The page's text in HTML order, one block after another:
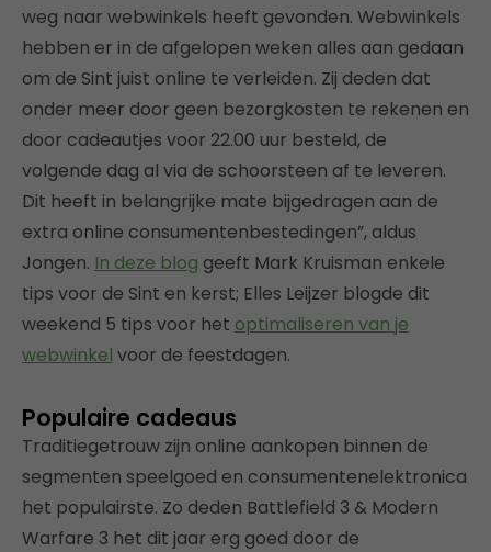
weg naar webwinkels heeft gevonden. Webwinkels
hebben er in de afgelopen weken alles aan gedaan
om de Sint juist online te verleiden. Zij deden dat
onder meer door geen bezorgkosten te rekenen en
door cadeautjes voor 22.00 uur besteld, de
volgende dag al via de schoorsteen af te leveren.
Dit heeft in belangrijke mate bijgedragen aan de
extra online consumentenbestedingen”, aldus
Jongen. In deze blog geeft Mark Kruisman enkele
tips voor de Sint en kerst; Elles Leijzer blogde dit
weekend 5 tips voor het optimaliseren van je
webwinkel voor de feestdagen.
Populaire cadeaus
Traditiegetrouw zijn online aankopen binnen de
segmenten speelgoed en consumentenelektronica
het populairste. Zo deden Battlefield 3 & Modern
Warfare 3 het dit jaar erg goed door de